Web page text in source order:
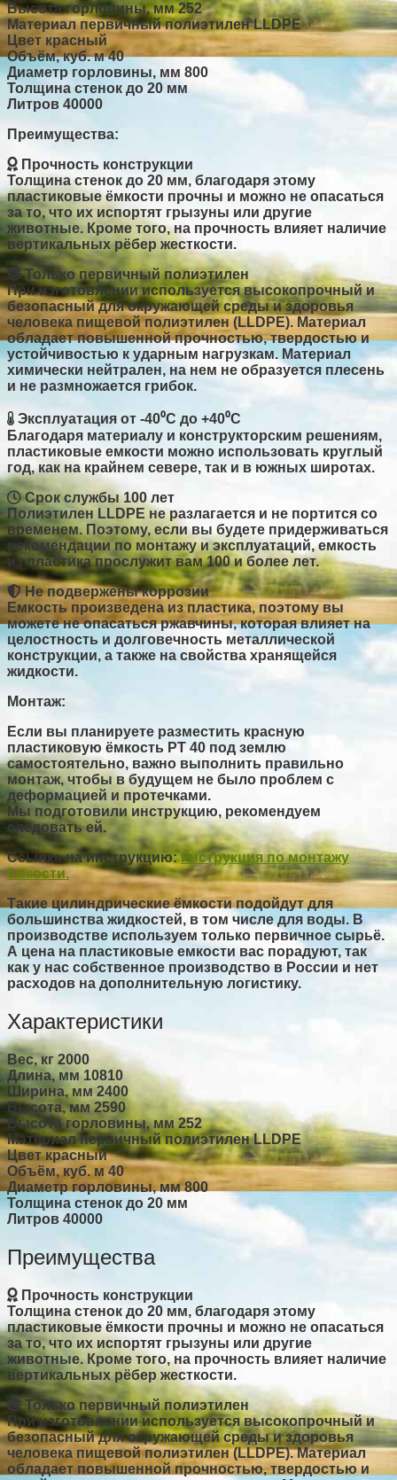
Высота горловины, мм252
Материалпервичный полиэтилен LLDPE
Цвет красный
Объём, куб. м40
Диаметр горловины, мм 800
Толщина стенок до 20 мм
Литров 40000
Преимущества:
Прочность конструкции
Толщина стенок до 20 мм, благодаря этому
пластиковые ёмкости прочны и можно не опасаться
за то, что их испортят грызуны или другие
животные. Кроме того, на прочность влияет наличие
вертикальных рёбер жесткости.
Только первичный полиэтилен
При изготовлении используется высокопрочный и
безопасный для окружающей среды и здоровья
человека пищевой полиэтилен (LLDPE). Материал
обладает повышенной прочностью, твердостью и
устойчивостью к ударным нагрузкам. Материал
химически нейтрален, на нем не образуется плесень
и не размножается грибок.
Эксплуатация от -40⁰C до +40⁰C
Благодаря материалу и конструкторским решениям,
пластиковые емкости можно использовать круглый
год, как на крайнем севере, так и в южных широтах.
Срок службы 100 лет
Полиэтилен LLDPE не разлагается и не портится со
временем. Поэтому, если вы будете придерживаться
рекомендации по монтажу и эксплуатаций, емкость
из пластика прослужит вам 100 и более лет.
Не подвержены коррозии
Емкость произведена из пластика, поэтому вы
можете не опасаться ржавчины, которая влияет на
целостность и долговечность металлической
конструкции, а также на свойства хранящейся
жидкости.
Монтаж:
Если вы планируете разместить красную
пластиковую ёмкость PT 40 под землю
самостоятельно, важно выполнить правильно
монтаж, чтобы в будущем не было проблем с
деформацией и протечками.
Мы подготовили инструкцию, рекомендуем
следовать ей.
Ссылка на инструкцию:инструкция по монтажу
ёмкости.
Такие цилиндрические ёмкости подойдут для
большинства жидкостей, в том числе для воды. В
производстве используем только первичное сырьё.
А цена на пластиковые емкости вас порадуют, так
как у нас собственное производство в России и нет
расходов на дополнительную логистику.
Характеристики
Вес, кг2000
Длина, мм10810
Ширина, мм2400
Высота, мм2590
Высота горловины, мм252
Материалпервичный полиэтилен LLDPE
Цветкрасный
Объём, куб. м 40
Диаметр горловины, мм800
Толщина стенок до 20 мм
Литров 40000
Преимущества
Прочность конструкции
Толщина стенок до 20 мм, благодаря этому
пластиковые ёмкости прочны и можно не опасаться
за то, что их испортят грызуны или другие
животные. Кроме того, на прочность влияет наличие
вертикальных рёбер жесткости.
Только первичный полиэтилен
При изготовлении используется высокопрочный и
безопасный для окружающей среды и здоровья
человека пищевой полиэтилен (LLDPE). Материал
обладает повышенной прочностью, твердостью и